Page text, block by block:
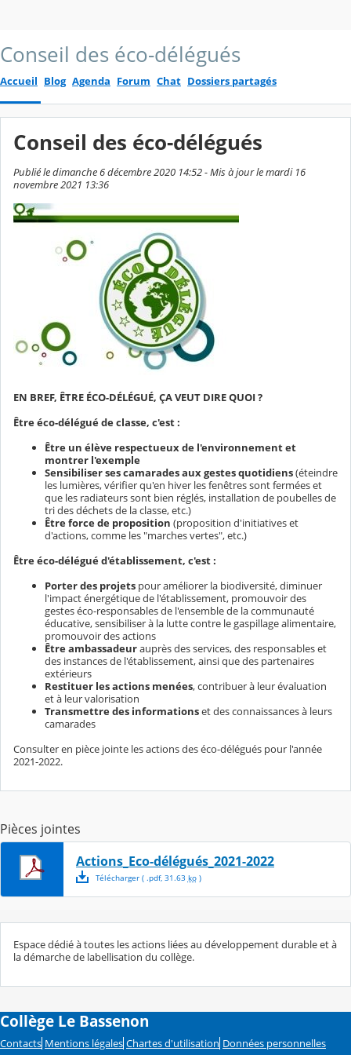
Conseil des éco-délégués
Accueil Blog Agenda Forum Chat Dossiers partagés
Conseil des éco-délégués
Publié le dimanche 6 décembre 2020 14:52 - Mis à jour le mardi 16
novembre 2021 13:36
EN BREF, ÊTRE ÉCO-DÉLÉGUÉ, ÇA VEUT DIRE QUOI ?
Être éco-délégué de classe, c'est :
Être un élève respectueux de l'environnement et
montrer l'exemple
Sensibiliser ses camarades aux gestes quotidiens(éteindre
les lumières, vérifier qu'en hiver les fenêtres sont fermées et
que les radiateurs sont bien réglés, installation de poubelles de
tri des déchets de la classe, etc.)
Être force de proposition (proposition d'initiatives et
d'actions, comme les "marches vertes", etc.)
Être éco-délégué d'établissement, c'est :
Porter des projets pour améliorer la biodiversité, diminuer
l'impact énergétique de l'établissement, promouvoir des
gestes éco-responsables de l'ensemble de la communauté
éducative, sensibiliser à la lutte contre le gaspillage alimentaire,
promouvoir des actions
Être ambassadeurauprès des services, des responsables et
des instances de l'établissement, ainsi que des partenaires
extérieurs
Restituer les actions menées, contribuer à leur évaluation
et à leur valorisation
Transmettre des informationset des connaissances à leurs
camarades
Consulter en pièce jointe les actions des éco-délégués pour l'année
2021-2022.
Pièces jointes
Actions_Eco-délégués_2021-2022
Télécharger( .pdf, 31.63 ko)
Espace dédié à toutes les actions liées au développement durable et à
la démarche de labellisation du collège.
Collège Le Bassenon
Contacts Mentions légales Chartes d'utilisation Données personnelles